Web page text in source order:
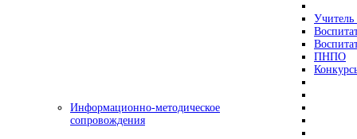
Учитель
ПНПО
Информационно-методическое
сопровождения